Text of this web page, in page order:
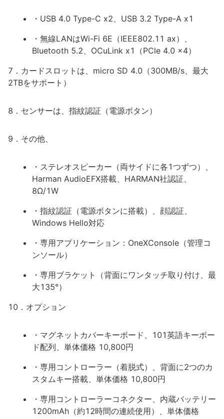
・USB 4.0 Type-C x2、USB 3.2 Type-A x1
・無線LANはWi-Fi 6E（IEEE802.11 ax）、
Bluetooth 5.2、OCuLink x1（PCle 4.0 x4）
7．カードスロットは、micro SD 4.0（300MB/s、最大
2TBをサポート）
8．センサーは、指紋認証（電源ボタン）
9．その他、
・ステレオスピーカー（両サイドに各1つずつ）、
Harman AudioEFX搭載、HARMAN社認証、
8Ω/1W
・指紋認証（電源ボタンに搭載）、顔認証、
Windows Hello対応
・専用アプリケーション：OneXConsole（管理コ
ンソール）
・専用ブラケット（背面にワンタッチ取り付け、最
大135°）
10．オプション
・マグネットカバーキーボード、101英語キーボー
ド配列、単体価格 10,800円
・専用コントローラー（着脱式）、背面に2つのカ
スタムキー搭載、単体価格 10,800円
・専用コントローラーコネクター、内蔵バッテリー
1200mAh（約12時間の連続使用）、単体価格